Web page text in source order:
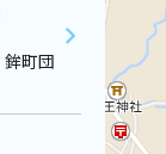
町団